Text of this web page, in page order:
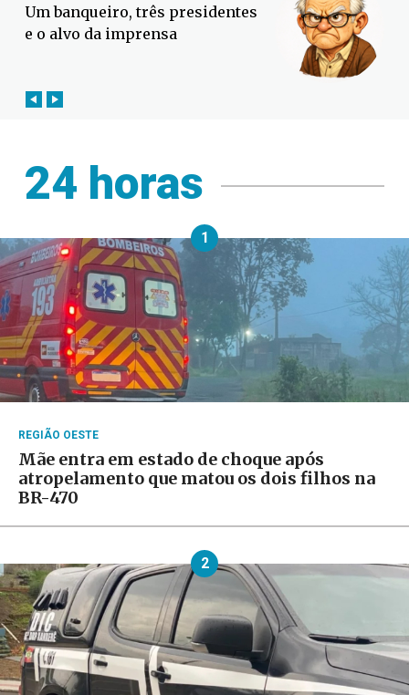
Defesa Civil lança campanha
contra o El Niño em SC
24 horas
1
REGIÃO OESTE
Mãe entra em estado de choque após
atropelamento que matou os dois filhos na
BR-470
2